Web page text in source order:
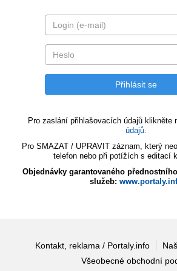
Pro zaslání přihlašovacích údajů klikněte
údajů.
Pro SMAZAT / UPRAVIT záznam, který
telefon nebo při potížích s editací
Objednávky garantovaného
služeb:
Kontakt, reklama / Portaly.info
Všeobecné obchodní